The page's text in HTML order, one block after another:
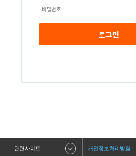
로그인
관련사이트 개인정보처리방침